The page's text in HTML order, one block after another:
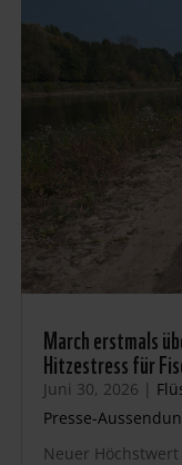
March erstmals
Hitzestress für
Juni 30, 2026 |
Presse-
Neuer